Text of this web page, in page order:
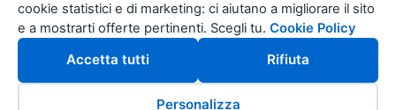
cookie statistici e di marketing: ci aiutano a migliorare il sito
e a mostrarti offerte pertinenti. Scegli tu. Cookie Policy
Accetta tutti Rifiuta
Personalizza